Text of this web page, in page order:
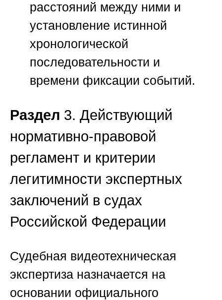
расстояний между ними и
установление истинной
хронологической
последовательности и
времени фиксации событий.
Раздел 3. Действующий
нормативно-правовой
регламент и критерии
легитимности экспертных
заключений в судах
Российской Федерации
Судебная видеотехническая
экспертиза назначается на
основании официального